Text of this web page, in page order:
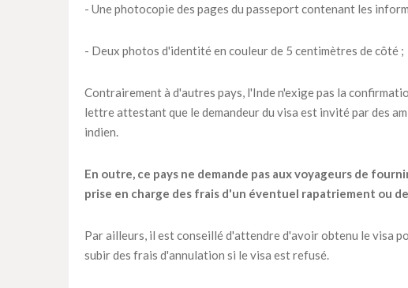
- Une photocopie des pages du passeport contenant les
- Deux photos d'identité en couleur de 5 centimètres de côté ;
Contrairement à d'autres pays, l'Inde n'exige pas la
lettre attestant que le demandeur du visa est invité par des
indien.
En outre, ce pays ne demande pas aux voyageurs de
prise en charge des frais d'un éventuel rapatriement ou
Par ailleurs, il est conseillé d'attendre d'avoir obtenu le visa
subir des frais d'annulation si le visa est refusé.